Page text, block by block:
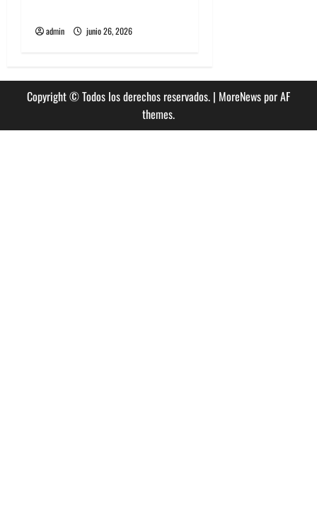
admin junio 26, 2026
Copyright © Todos los derechos reservados. | MoreNewspor AF
themes.